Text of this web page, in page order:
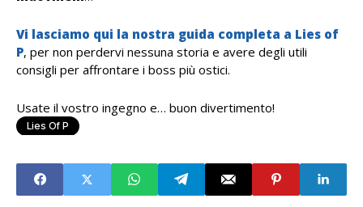
Vi lasciamo qui la nostra guida completa a Lies of
P, per non perdervi nessuna storia e avere degli utili
consigli per affrontare i boss più ostici.
Usate il vostro ingegno e… buon divertimento!
Lies Of P